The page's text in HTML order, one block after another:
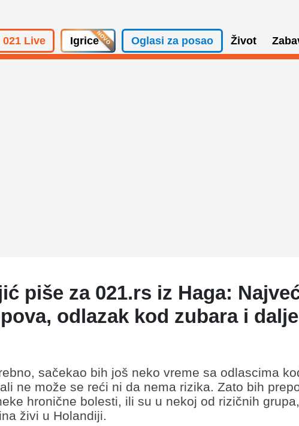
021 Live Igrice Oglasi za posao Život
piše za 021.rs iz Haga:
odlazak kod zubara i dalje
sačekao bih još neko vreme sa odlascima
ne može se reći ni da nema rizika. Zato bih
hronične bolesti, ili su u nekoj od rizičnih
živi u Holandiji.